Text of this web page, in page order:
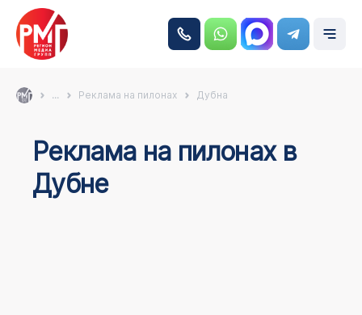
... Реклама на пилонах Дубна
Реклама на пилонах в
Дубне